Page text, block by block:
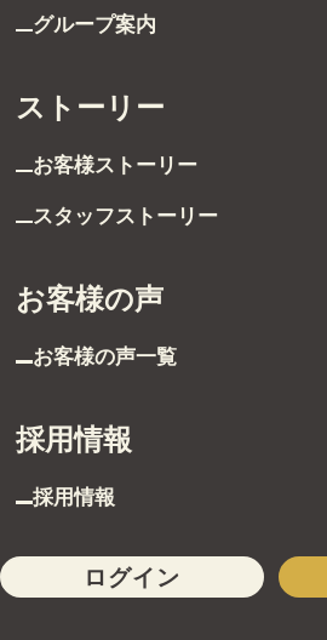
グループ案内
ストーリー
お客様ストーリー
スタッフストーリー
お客様の声
お客様の声一覧
採用情報
採用情報
ログイン